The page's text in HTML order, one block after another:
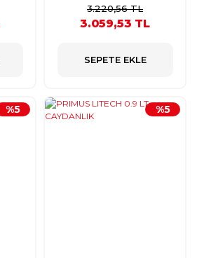
3.220,56 TL
3.059,53 TL
SEPETE EKLE
%5 %5